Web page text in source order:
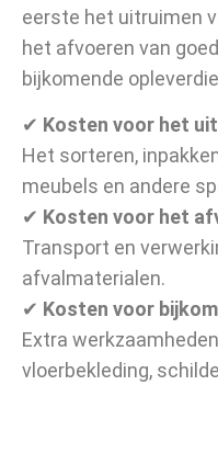
eerste het uitruimen
het afvoeren van
bijkomende
✔ Kosten voor het
Het sorteren,
meubels en andere
✔ Kosten voor het
Transport en
afvalmaterialen.
✔ Kosten voor
Extra
vloerbekleding,